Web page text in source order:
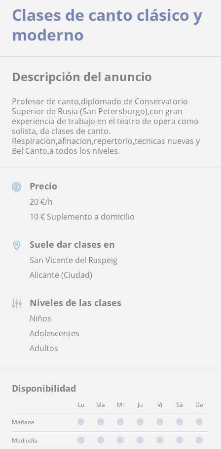
Precio
20€/h
10 € Suplemento a domicilio
Suele dar clases en
San Vicente del Raspeig
Alicante (Ciudad)
Niveles de las clases
Niños
Adolescentes
Adultos
Disponibilidad
Lu Ma Mi Ju Vi Sá Do
Mañana
Mediodía
Clases de canto clásico y
moderno
Descripción del anuncio
Profesor de canto,diplomado de Conservatorio
Superior de Rusia (San Petersburgo),con gran
experiencia de trabajo en el teatro de opera como
solista, da clases de canto.
Respiracion,afinacion,repertorio,tecnicas nuevas y
Bel Canto,a todos los niveles.